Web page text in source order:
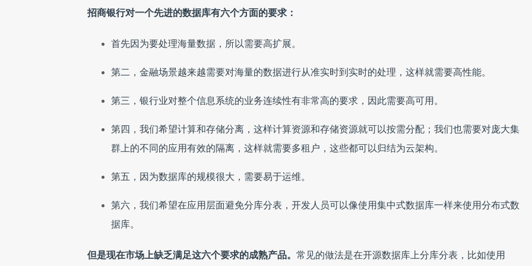
招商银行对一个先进的数据库有六个方面的要求：
首先因为要处理海量数据，所以需要高扩展。
第二，金融场景越来越需要对海量的数据进行从准实时到实时的处理，这样就需要高性能。
第三，银行业对整个信息系统的业务连续性有非常高的要求，因此需要高可用。
第四，我们希望计算和存储分离，这样计算资源和存储资源就可以按需分配；我们也需要对庞大集
群上的不同的应用有效的隔离，这样就需要多租户，这些都可以归结为云架构。
第五，因为数据库的规模很大，需要易于运维。
第六，我们希望在应用层面避免分库分表，开发人员可以像使用集中式数据库一样来使用分布式数
据库。
但是现在市场上缺乏满足这六个要求的成熟产品。 常见的做法是在开源数据库上分库分表，比如使用